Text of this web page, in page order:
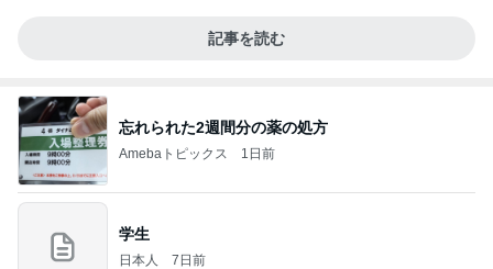
記事を読む
忘れられた2週間分の薬の処方
Amebaトピックス 1日前
学生
日本人 7日前